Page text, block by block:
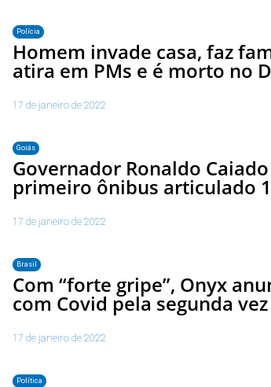
Polícia
Homem invade casa, faz
atira em PMs e é morto no
17 de janeiro de 2022
Goiás
Governador Ronaldo
primeiro ônibus articulado
17 de janeiro de 2022
Brasil
Com “forte gripe”, Onyx
com Covid pela segunda vez
17 de janeiro de 2022
Política